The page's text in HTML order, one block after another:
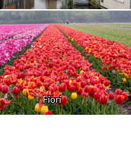
Fiori